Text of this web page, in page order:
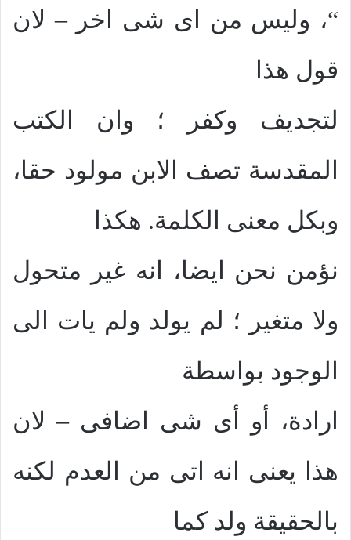
“، وليس من اى شى اخر – لان
قول هذا
لتجديف وكفر ؛ وان الكتب
المقدسة تصف الابن مولود حقا،
وبكل معنى الكلمة. هكذا
نؤمن نحن ايضا، انه غير متحول
ولا متغير ؛ لم يولد ولم يات الى
الوجود بواسطة
ارادة، أو أى شى اضافى – لان
هذا يعنى انه اتى من العدم لكنه
بالحقيقة ولد كما